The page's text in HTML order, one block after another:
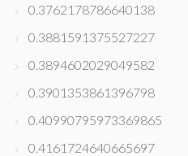
0.3762178786640138
0.3881591375527227
0.3894602029049582
0.3901353861396798
0.40990795973369865
0.4161724640665697